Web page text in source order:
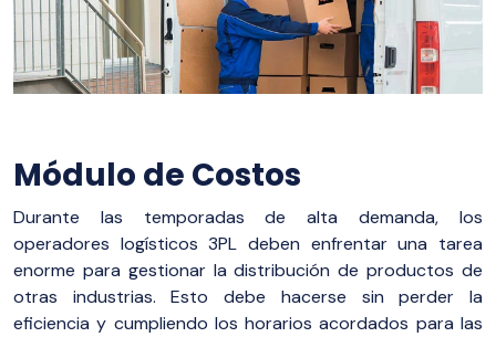
Módulo de Costos
Durante las temporadas de alta demanda, los
operadores logísticos 3PL deben enfrentar una tarea
enorme para gestionar la distribución de productos de
otras industrias. Esto debe hacerse sin perder la
eficiencia y cumpliendo los horarios acordados para las